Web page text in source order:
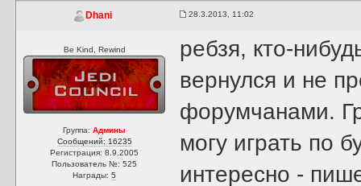
Dhani 28.3.2013, 11:02
Be Kind, Rewind
Группа:Админы
Сообщений: 16235
Регистрация: 8.9.2005
Пользователь №: 525
Награды:5
ребзя, кто-
вернулся и не
форумчанами.
могу играть по
интересно -